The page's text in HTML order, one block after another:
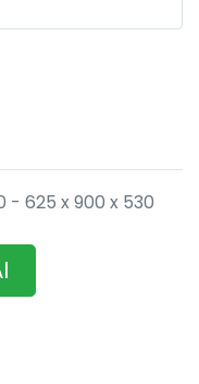
- 625 x 900 x 530